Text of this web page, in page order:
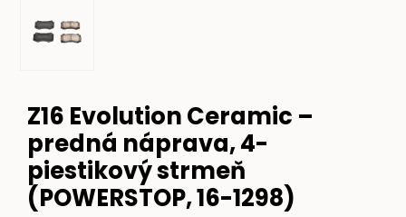
Z16 Evolution Ceramic –
predná náprava, 4-
piestikový strmeň
(POWERSTOP, 16-1298)